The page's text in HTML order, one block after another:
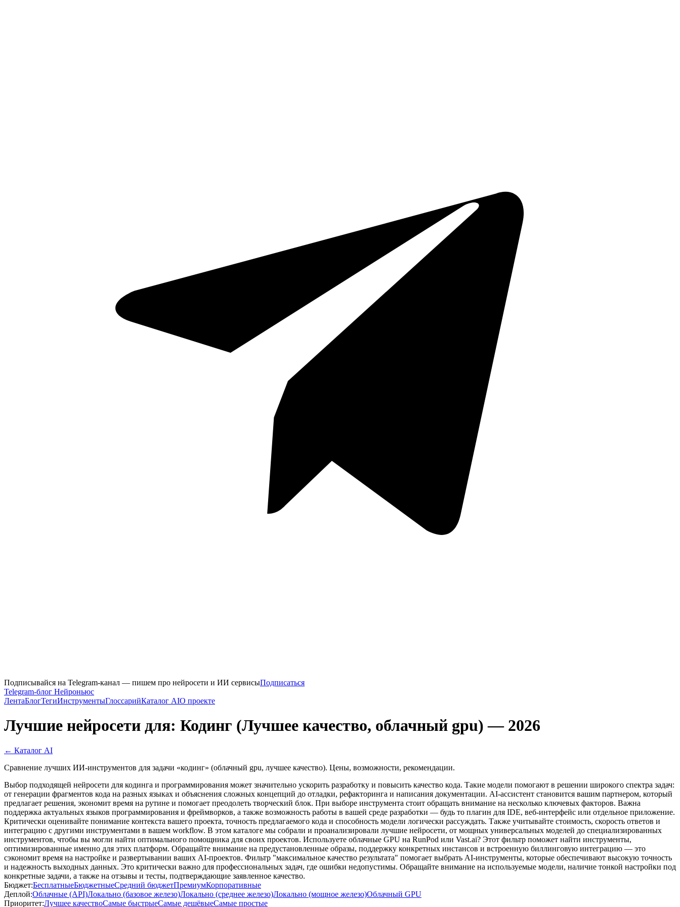
Подписывайся на Telegram-канал — пишем про нейросети и ИИ сервисыПодписаться
Telegram-блог Нейроньюс
ЛентаБлогТегиИнструментыГлоссарийКаталог AIО проекте
Лучшие нейросети для: Кодинг (Лучшее качество, облачный gpu) — 2026
← Каталог AI
Сравнение лучших ИИ-инструментов для задачи «кодинг» (облачный gpu, лучшее качество). Цены, возможности, рекомендации.
Выбор подходящей нейросети для кодинга и программирования может значительно ускорить разработку и повысить качество кода. Такие модели помогают в решении широкого спектра задач:
от генерации фрагментов кода на разных языках и объяснения сложных концепций до отладки, рефакторинга и написания документации. AI-ассистент становится вашим партнером, который
предлагает решения, экономит время на рутине и помогает преодолеть творческий блок. При выборе инструмента стоит обращать внимание на несколько ключевых факторов. Важна
поддержка актуальных языков программирования и фреймворков, а также возможность работы в вашей среде разработки — будь то плагин для IDE, веб-интерфейс или отдельное приложение.
Критически оценивайте понимание контекста вашего проекта, точность предлагаемого кода и способность модели логически рассуждать. Также учитывайте стоимость, скорость ответов и
интеграцию с другими инструментами в вашем workflow. В этом каталоге мы собрали и проанализировали лучшие нейросети, от мощных универсальных моделей до специализированных
инструментов, чтобы вы могли найти оптимального помощника для своих проектов. Используете облачные GPU на RunPod или Vast.ai? Этот фильтр поможет найти инструменты,
оптимизированные именно для этих платформ. Обращайте внимание на предустановленные образы, поддержку конкретных инстансов и встроенную биллинговую интеграцию — это
сэкономит время на настройке и развертывании ваших AI-проектов. Фильтр "максимальное качество результата" помогает выбрать AI-инструменты, которые обеспечивают высокую точность
и надежность выходных данных. Это критически важно для профессиональных задач, где ошибки недопустимы. Обращайте внимание на используемые модели, наличие тонкой настройки под
конкретные задачи, а также на отзывы и тесты, подтверждающие заявленное качество.
Бюджет:БесплатныеБюджетныеСредний бюджетПремиумКорпоративные
Деплой:Облачные (API)Локально (базовое железо)Локально (среднее железо)Локально (мощное железо)Облачный GPU
Приоритет:Лучшее качествоСамые быстрыеСамые дешёвыеСамые простые